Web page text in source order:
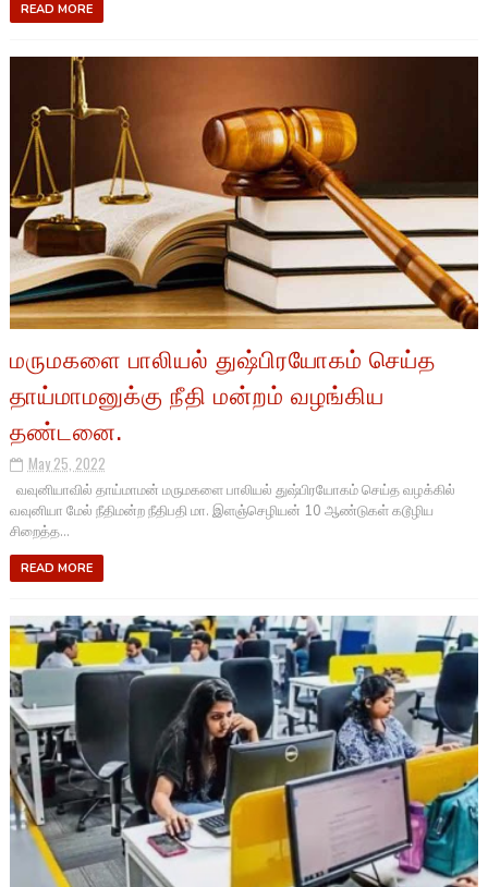
READ MORE
மருமகளை பாலியல் துஷ்பிரயோகம் செய்த
தாய்மாமனுக்கு நீதி மன்றம் வழங்கிய
தண்டனை.
May 25, 2022
வவுனியாவில் தாய்மாமன் மருமகளை பாலியல் துஷ்பிரயோகம் செய்த வழக்கில்
வவுனியா மேல் நீதிமன்ற நீதிபதி மா. இளஞ்செழியன் 10 ஆண்டுகள் கடூழிய
சிறைத்த...
READ MORE